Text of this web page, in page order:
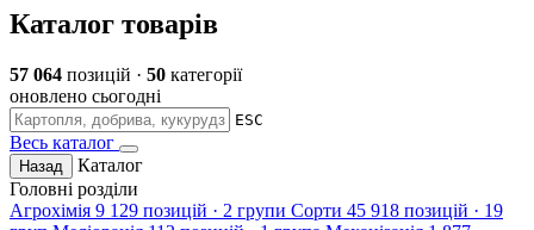
Каталог товарів
57 064 позицій · 50 категорії
оновлено сьогодні
ESC
Весь каталог
Назад
Каталог
Головні розділи
Агрохімія 9 129 позицій · 2 групи Сорти 45 918 позицій · 19